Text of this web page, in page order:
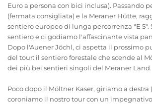
Euro a persona con bici inclusa). Passando
(fermata consigliata) e la Meraner Hütte,
sentiero europeo di lunga percorrenza "E
sentiero e ci godiamo l'affascinante vista
Dopo l'Auener Jöchl, ci aspetta il prossimo
del tour: il sentiero forestale che scende al
dei più bei sentieri singoli del Meraner Land.
Poco dopo il Möltner Kaser, giriamo a destra
coroniamo il nostro tour con un